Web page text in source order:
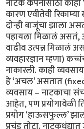
नाटक कंपनीसाठी काही
कारण एवीतेवी
दोन्ही बाजूंचा झाला
पहायला मिळालं
वाढीव उत्पन्न मिळालं
व्यवहारज्ञान म्हणा)
नाकारली. काही
हे ‘अचल’ असतात
व्यवसाय – नाटकाचा
आहेत, पण प्रयोगावेळी
प्रयोग ‘हाऊसफुल्ल’